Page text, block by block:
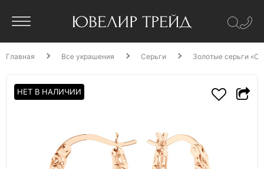
Главная Все украшения Серьги Золотые серьги
НЕТ В НАЛИЧИИ